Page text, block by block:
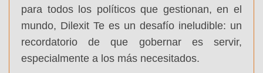
para todos los políticos que gestionan, en el
mundo, Dilexit Te es un desafío ineludible: un
recordatorio de que gobernar es servir,
especialmente a los más necesitados.